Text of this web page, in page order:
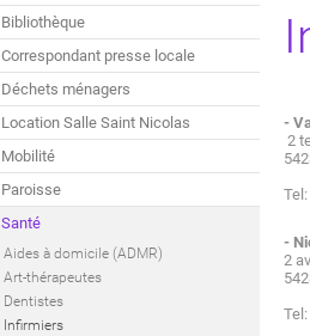
-
2
-
2
Bibliothèque
Correspondant presse locale
Déchets ménagers
Location Salle Saint Nicolas
Mobilité
Paroisse
Santé
Aides à domicile (ADMR)
Art-thérapeutes
Dentistes
Infirmiers